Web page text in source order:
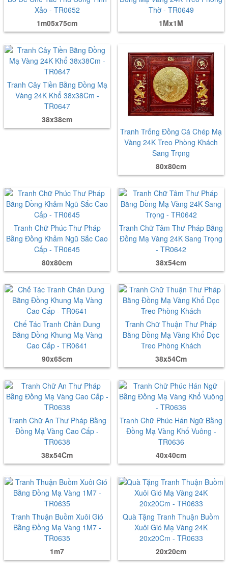
Xảo - TR0652
1m05x75cm
Thờ - TR0649
1Mx1M
Tranh Cây Tiền Bằng Đồng Mạ
Vàng 24K Khổ 38x38Cm -
TR0647
38x38cm
Tranh Trống Đồng Cá Chép Mạ
Vàng 24K Treo Phòng Khách
Sang Trọng
80x80cm
Tranh Chữ Phúc Thư Pháp
Bằng Đồng Khảm Ngũ Sắc Cao
Cấp - TR0645
80x80cm
Tranh Chữ Tâm Thư Pháp Bằng
Đồng Mạ Vàng 24K Sang Trọng
- TR0642
38x54cm
Chế Tác Tranh Chân Dung
Bằng Đồng Khung Mạ Vàng
Cao Cấp - TR0641
90x65cm
Tranh Chữ Thuận Thư Pháp
Bằng Đồng Mạ Vàng Khổ Dọc
Treo Phòng Khách
38x54Cm
Tranh Chữ An Thư Pháp Bằng
Đồng Mạ Vàng Cao Cấp -
TR0638
38x54Cm
Tranh Chữ Phúc Hán Ngữ Bằng
Đồng Mạ Vàng Khổ Vuông -
TR0636
40x40cm
Tranh Thuận Buồm Xuôi Gió
Bằng Đồng Mạ Vàng 1M7 -
TR0635
1m7
Quà Tặng Tranh Thuận Buồm
Xuôi Gió Mạ Vàng 24K
20x20Cm - TR0633
20x20cm